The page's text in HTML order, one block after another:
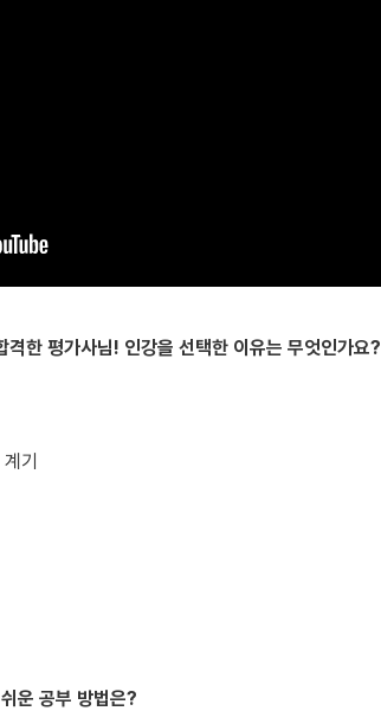
한 평가사님! 인강을 선택한 이유는 무엇인가요?
기
운 공부 방법은?